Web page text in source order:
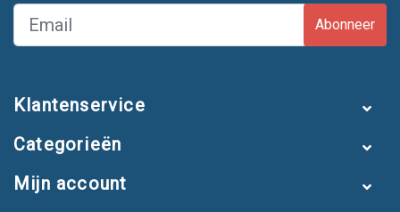
Abonneer
Klantenservice
Categorieën
Mijn account